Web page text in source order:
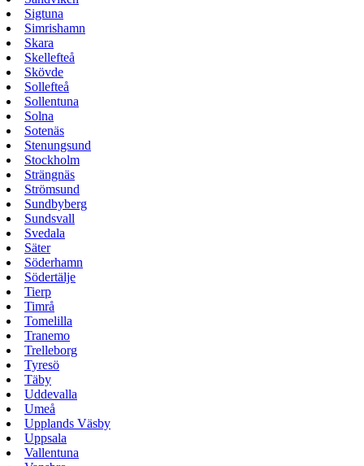
Sigtuna
Simrishamn
Skara
Skellefteå
Skövde
Sollefteå
Sollentuna
Solna
Sotenäs
Stenungsund
Stockholm
Strängnäs
Strömsund
Sundbyberg
Sundsvall
Svedala
Säter
Söderhamn
Södertälje
Tierp
Timrå
Tomelilla
Tranemo
Trelleborg
Tyresö
Täby
Uddevalla
Umeå
Upplands Väsby
Uppsala
Vallentuna